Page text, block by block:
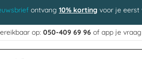
ontvang 10% korting voor je eerst
op:050-409 69 96 of app je